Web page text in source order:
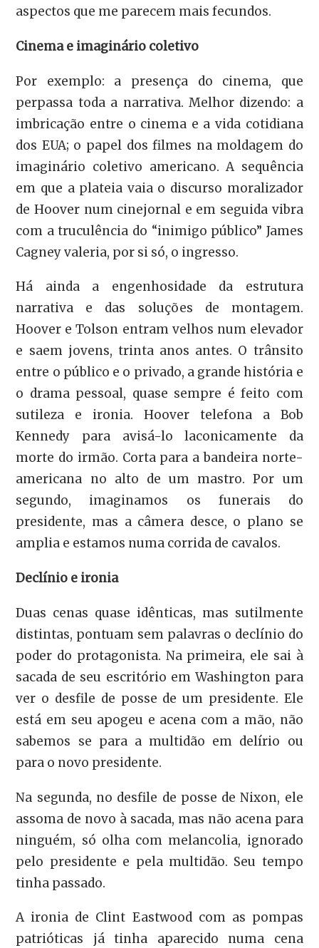
aspectos que me parecem mais fecundos.
Cinema e imaginário coletivo
Por exemplo: a presença do cinema, que
perpassa toda a narrativa. Melhor dizendo: a
imbricação entre o cinema e a vida cotidiana
dos EUA; o papel dos filmes na moldagem do
imaginário coletivo americano. A sequência
em que a plateia vaia o discurso moralizador
de Hoover num cinejornal e em seguida vibra
com a truculência do “inimigo público” James
Cagney valeria, por si só, o ingresso.
Há ainda a engenhosidade da estrutura
narrativa e das soluções de montagem.
Hoover e Tolson entram velhos num elevador
e saem jovens, trinta anos antes. O trânsito
entre o público e o privado, a grande história e
o drama pessoal, quase sempre é feito com
sutileza e ironia. Hoover telefona a Bob
Kennedy para avisá-lo laconicamente da
morte do irmão. Corta para a bandeira norte-
americana no alto de um mastro. Por um
segundo, imaginamos os funerais do
presidente, mas a câmera desce, o plano se
amplia e estamos numa corrida de cavalos.
Declínio e ironia
Duas cenas quase idênticas, mas sutilmente
distintas, pontuam sem palavras o declínio do
poder do protagonista. Na primeira, ele sai à
sacada de seu escritório em Washington para
ver o desfile de posse de um presidente. Ele
está em seu apogeu e acena com a mão, não
sabemos se para a multidão em delírio ou
para o novo presidente.
Na segunda, no desfile de posse de Nixon, ele
assoma de novo à sacada, mas não acena para
ninguém, só olha com melancolia, ignorado
pelo presidente e pela multidão. Seu tempo
tinha passado.
A ironia de Clint Eastwood com as pompas
patrióticas já tinha aparecido numa cena